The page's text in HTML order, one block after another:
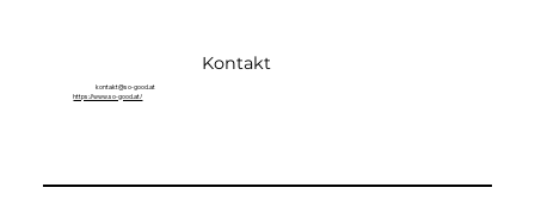
Kontakt
kontakt@so-good.at
https://www.so-good.at/